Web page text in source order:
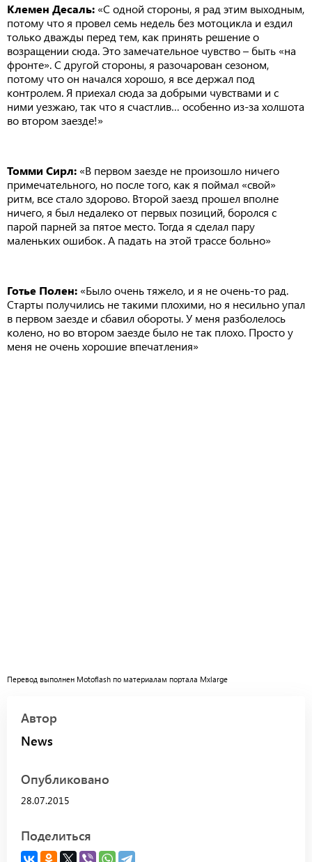
Клемен Десаль: «С одной стороны, я рад этим выходным,
потому что я провел семь недель без мотоцикла и ездил
только дважды перед тем, как принять решение о
возращении сюда. Это замечательное чувство – быть «на
фронте». С другой стороны, я разочарован сезоном,
потому что он начался хорошо, я все держал под
контролем. Я приехал сюда за добрыми чувствами и с
ними уезжаю, так что я счастлив… особенно из-за холшота
во втором заезде!»
Томми Сирл: «В первом заезде не произошло ничего
примечательного, но после того, как я поймал «свой»
ритм, все стало здорово. Второй заезд прошел вполне
ничего, я был недалеко от первых позиций, боролся с
парой парней за пятое место. Тогда я сделал пару
маленьких ошибок. А падать на этой трассе больно»
Готье Полен: «Было очень тяжело, и я не очень-то рад.
Старты получились не такими плохими, но я несильно упал
в первом заезде и сбавил обороты. У меня разболелось
колено, но во втором заезде было не так плохо. Просто у
меня не очень хорошие впечатления»
Перевод выполнен Motoflash по материалам портала Mxlarge
Автор
News
Опубликовано
28.07.2015
Поделиться